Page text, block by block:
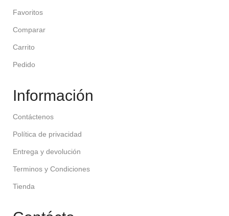
Favoritos
Comparar
Carrito
Pedido
Información
Contáctenos
Política de privacidad
Entrega y devolución
Terminos y Condiciones
Tienda